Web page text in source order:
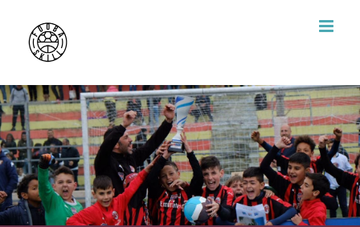
content